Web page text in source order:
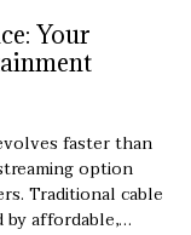
Your
faster than
option
Traditional cable
by affordable,